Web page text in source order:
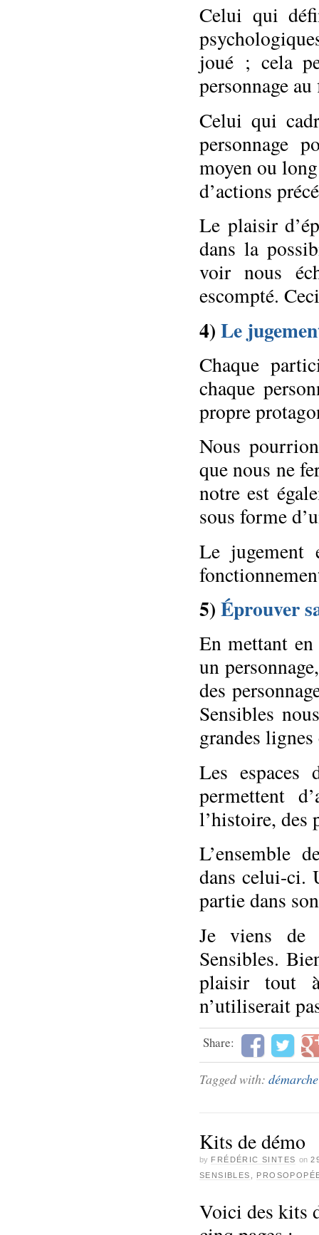
Celui qui
joué ; cela
personnage
Celui qui
personnage
moyen ou
d’actions
Le plaisir
dans la
voir nous
escompté.
4) Le
Chaque
chaque
propre
Nous
que nous ne
notre est
sous forme
Le
5) Éprouver
En mettant
un
des
Sensibles
grandes
Les espaces
permettent
l’histoire, des
L’ensemble
dans celui-ci.
partie dans
Je viens de
Sensibles.
plaisir tout
n’utiliserait
Share:
Tagged with:
Kits de démo
by FRÉDÉRIC SINTES on
SENSIBLES
Voici des kits